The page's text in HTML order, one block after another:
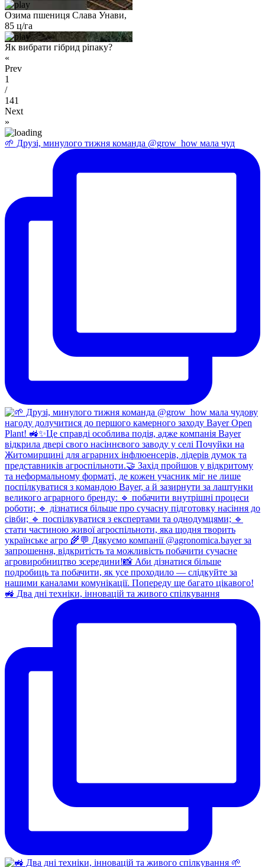
Озима пшениця Слава Унави,
85 ц/га
Як вибрати гібрид ріпаку?
«
Prev
1
/
141
Next
»
🌱 Друзі, минулого тижня команда @grow_how мала чуд
🚜 Два дні техніки, інновацій та живого спілкування